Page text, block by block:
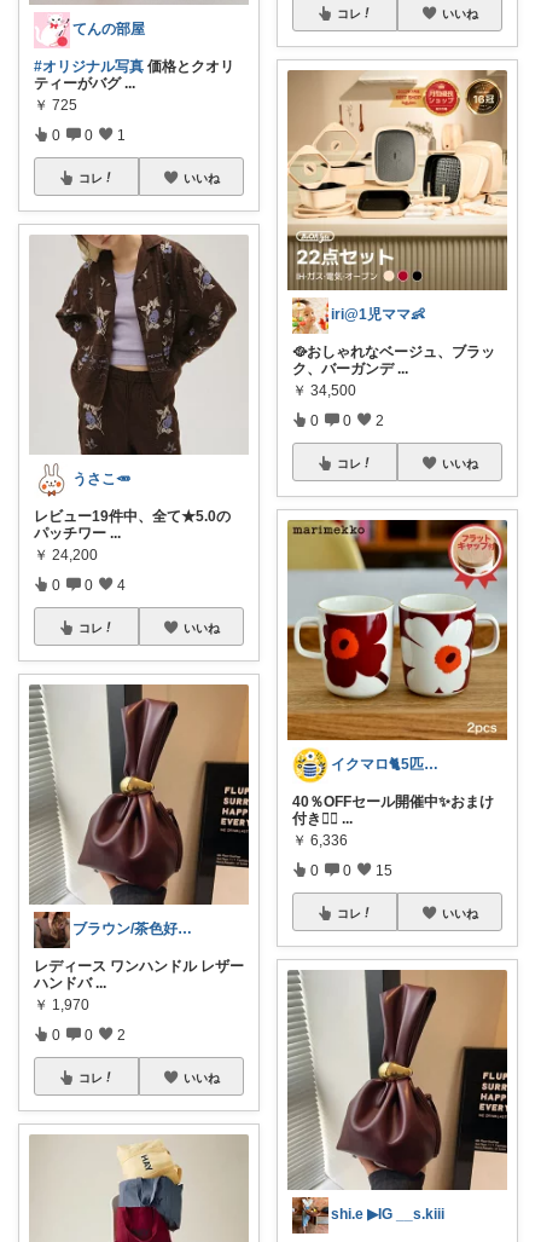
てんの部屋
#オリジナル写真 価格とクオリ
ティーがバグ ...
￥ 725
0 0 1
コレ いいね
うさこ🥕
レビュー19件中、全て★5.0の
パッチワー ...
￥ 24,200
0 0 4
コレ いいね
ブラウン/茶色好き🤎ノブたん
レディース ワンハンドル レザー
ハンドバ ...
￥ 1,970
0 0 2
コレ いいね
コレ いいね
iri@1児ママ👶
🥘おしゃれなベージュ、ブラッ
ク、バーガンデ ...
￥ 34,500
0 0 2
コレ いいね
イクマロ🐈5匹の猫とおうちカフェ☕️
40％OFFセール開催中✨おまけ
付き👍🏻 ...
￥ 6,336
0 0 15
コレ いいね
shi.e ▶︎IG __s.kiii